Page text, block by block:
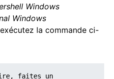
Windows
Windows
la commande ci-
faites un